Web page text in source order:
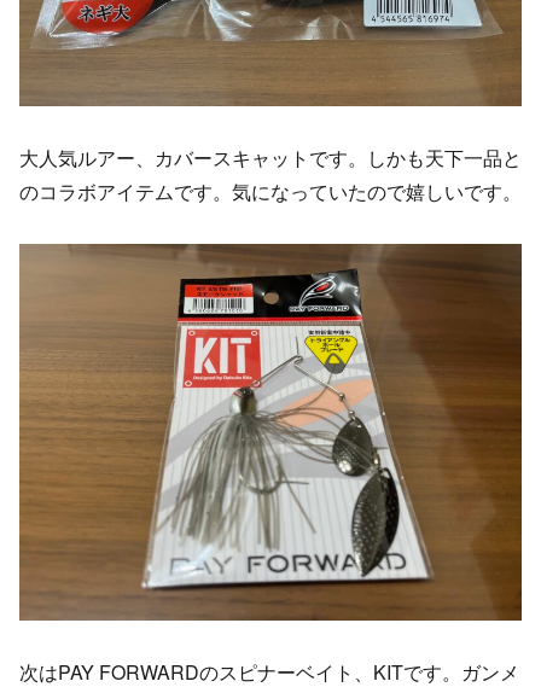
大人気ルアー、カバースキャットです。しかも天下一品と
のコラボアイテムです。気になっていたので嬉しいです。
次はPAY FORWARDのスピナーベイト、KITです。ガンメ